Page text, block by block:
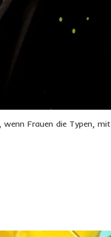
wenn Frauen die Typen, mit